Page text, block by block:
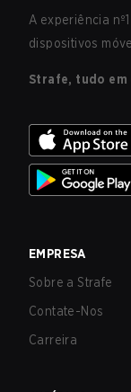
A experiência
dispositivos
Strafe, tudo em
EMPRESA
Sobre a Strafe
Contate-Nos
Carreira